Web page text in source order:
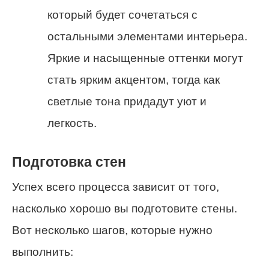
который будет сочетаться с
остальными элементами интерьера.
Яркие и насыщенные оттенки могут
стать ярким акцентом, тогда как
светлые тона придадут уют и
легкость.
Подготовка стен
Успех всего процесса зависит от того,
насколько хорошо вы подготовите стены.
Вот несколько шагов, которые нужно
выполнить: